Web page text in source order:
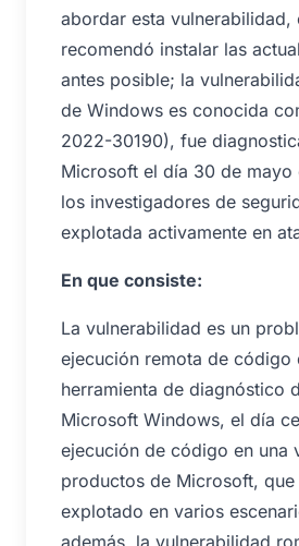
abordar esta vulnerabilidad,
recomendó instalar las
antes posible; la
de Windows es conocida
2022-30190), fue
Microsoft el día 30 de
los investigadores de
explotada activamente en
En que consiste:
La vulnerabilidad es un
ejecución remota de código
herramienta de diagnóstico
Microsoft Windows, el día
ejecución de código en una
productos de Microsoft, que
explotado en varios
además, la vulnerabilidad